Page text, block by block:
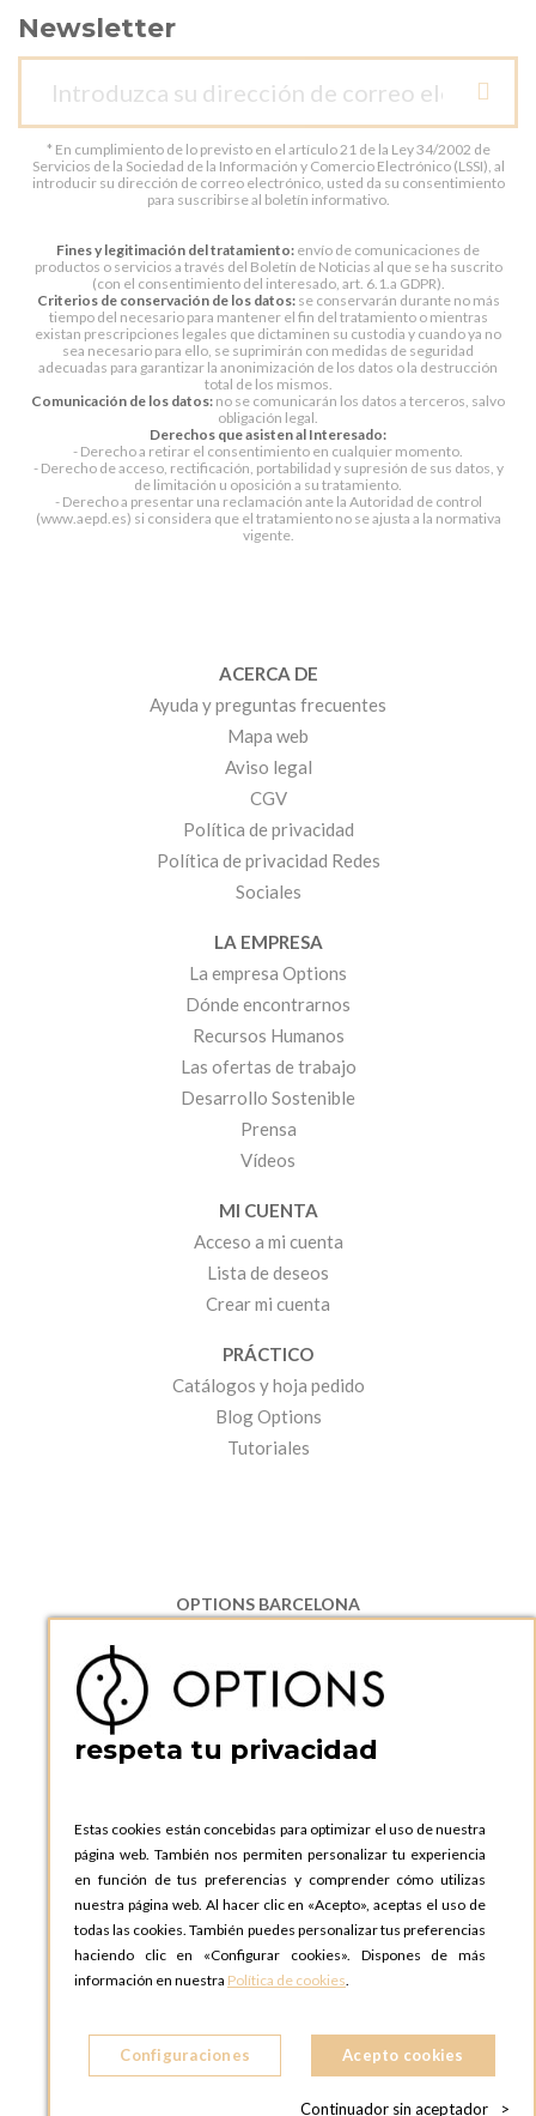
Newsletter
* En cumplimiento de lo previsto en el artículo 21 de la Ley 34/2002 de
Servicios de la Sociedad de la Información y Comercio Electrónico (LSSI), al
introducir su dirección de correo electrónico, usted da su consentimiento
para suscribirse al boletín informativo.
Fines y legitimación del tratamiento: envío de comunicaciones de
productos o servicios a través del Boletín de Noticias al que se ha suscrito
(con el consentimiento del interesado, art. 6.1.a GDPR).
Criterios de conservación de los datos:se conservarán durante no más
tiempo del necesario para mantener el fin del tratamiento o mientras
existan prescripciones legales que dictaminen su custodia y cuando ya no
sea necesario para ello, se suprimirán con medidas de seguridad
adecuadas para garantizar la anonimización de los datos o la destrucción
total de los mismos.
Comunicación de los datos: no se comunicarán los datos a terceros, salvo
obligación legal.
Derechos que asisten al Interesado:
- Derecho a retirar el consentimiento en cualquier momento.
- Derecho de acceso, rectificación, portabilidad y supresión de sus datos, y
de limitación u oposición a su tratamiento.
- Derecho a presentar una reclamación ante la Autoridad de control
(www.aepd.es) si considera que el tratamiento no se ajusta a la normativa
vigente.
ACERCA DE
Ayuda y preguntas frecuentes
Mapa web
Aviso legal
CGV
Política de privacidad
Política de privacidad Redes
Sociales
LA EMPRESA
La empresa Options
Dónde encontrarnos
Recursos Humanos
Las ofertas de trabajo
Desarrollo Sostenible
Prensa
Vídeos
MI CUENTA
Acceso a mi cuenta
Lista de deseos
Crear mi cuenta
PRÁCTICO
Catálogos y hoja pedido
Blog Options
Tutoriales
OPTIONS BARCELONA
08130 Santa Perpetua de Moguda, Barcelona
ESPAñA
Teléfono:
+34 935 724 041
OPTIONS BARCELONA SHOWROOM
ESPAñA
Teléfono:+34 935 724 041
OPTIONS MADRID
C. Lucio Emilio Cándido, 6,
28803 Alcalá de Henares, Madrid
ESPAñA
OPTIONS MADRID SHOWROOM
respeta tu privacidad
Estas cookies están concebidas para optimizar el uso de nuestra
página web. También nos permiten personalizar tu experiencia
en función de tus preferencias y comprender cómo utilizas
nuestra página web. Al hacer clic en «Acepto», aceptas el uso de
todas las cookies. También puedes personalizar tus preferencias
haciendo clic en «Configurar cookies». Dispones de más
información en nuestra Política de cookies.
Configuraciones Acepto cookies
Continuador sin aceptador >